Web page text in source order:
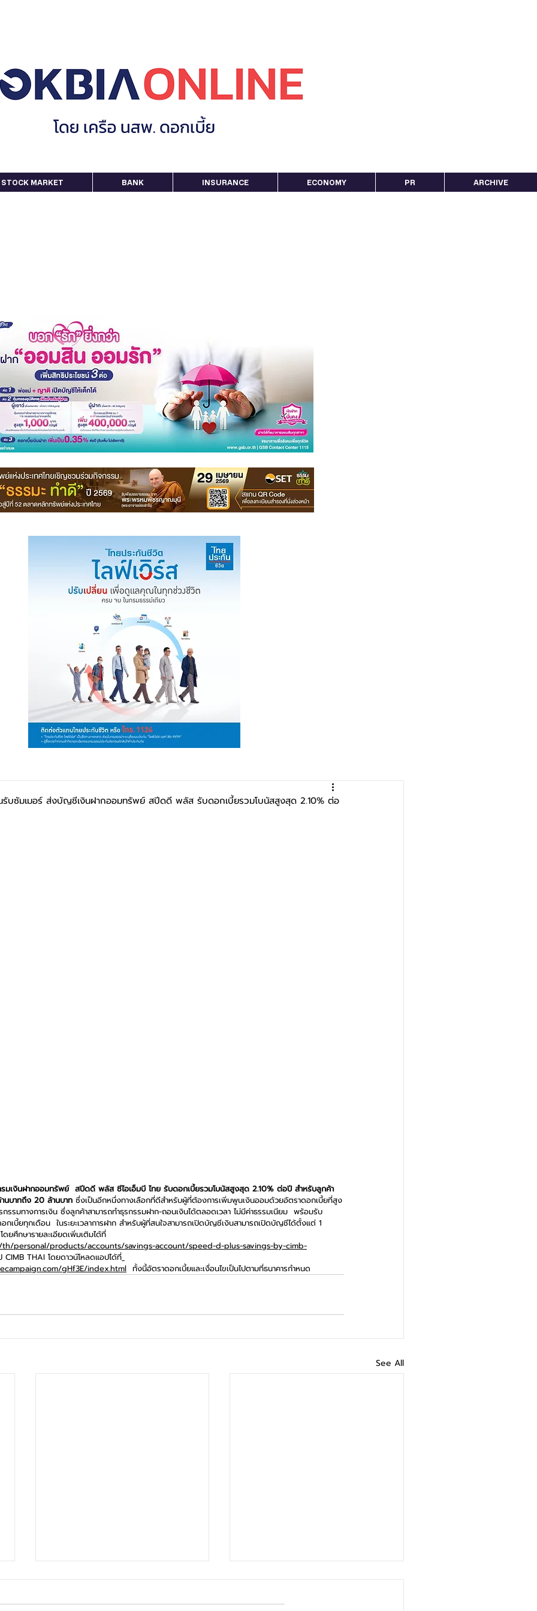
STOCK MARKET BANK INSURANCE ECONOMY PR ARCHIVE
รับซัมเมอร์ ส่งบัญชีเงินฝากออมทรัพย์ สปีดดี พลัส รับดอกเบี้ยรวมโบนัสสูงสุด 2.10% ต่อ
รมเงินฝากออมทรัพย์  สปีดดี พลัส ซีไอเอ็มบี ไทย รับดอกเบี้ยรวมโบนัสสูงสุด 2.10% ต่อปี สำหรับลูกค้า
นบาทถึง 20 ล้านบาท ซึ่งเป็นอีกหนึ่งทางเลือกที่ดีสำหรับผู้ที่ต้องการเพิ่มพูนเงินออมด้วยอัตราดอกเบี้ยที่สูง
กรรมทางการเงิน ซึ่งลูกค้าสามารถทำธุรกรรมฝาก-ถอนเงินได้ตลอดเวลา ไม่มีค่าธรรมเนียม  พร้อมรับ
เบี้ยทุกเดือน  ในระยะเวลาการฝาก สำหรับผู้ที่สนใจสามารถเปิดบัญชีเงินสามารถเปิดบัญชีได้ตั้งแต่ 1
ยศึกษารายละเอียดเพิ่มเติมได้ที่
personal/products/accounts/savings-account/speed-d-plus-savings-by-cimb-
THAI โดยดาวน์โหลดแอปได้ที่
gHf3E/index.html ทั้งนี้อัตราดอกเบี้ยและเงื่อนไขเป็นไปตามที่ธนาคารกำหนด
See All